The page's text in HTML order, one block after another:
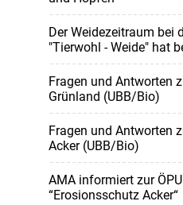
Der Weidezeitraum bei
"Tierwohl - Weide" hat
Fragen und Antworten
Grünland (UBB/Bio)
Fragen und Antworten
Acker (UBB/Bio)
AMA informiert zur
“Erosionsschutz Acker“